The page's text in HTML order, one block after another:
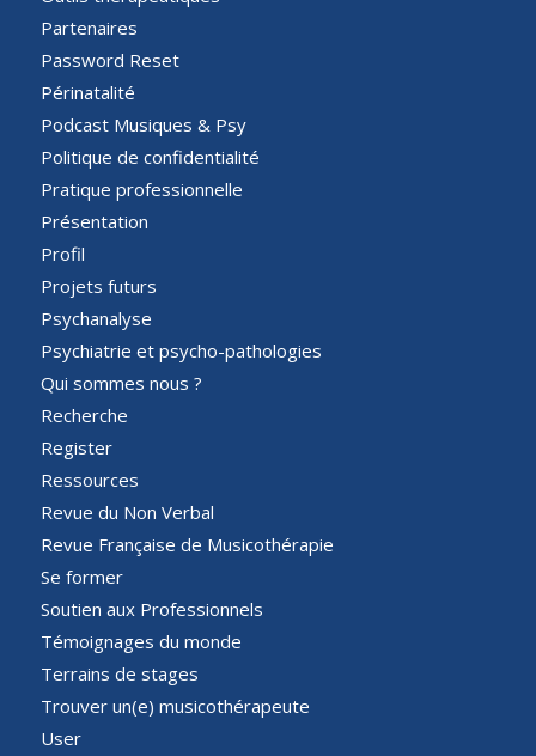
Partenaires
Password Reset
Périnatalité
Podcast Musiques & Psy
Politique de confidentialité
Pratique professionnelle
Présentation
Profil
Projets futurs
Psychanalyse
Psychiatrie et psycho-pathologies
Qui sommes nous ?
Recherche
Register
Ressources
Revue du Non Verbal
Revue Française de Musicothérapie
Se former
Soutien aux Professionnels
Témoignages du monde
Terrains de stages
Trouver un(e) musicothérapeute
User